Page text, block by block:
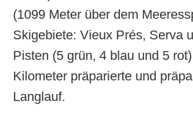
(1099 Meter über dem
Skigebiete: Vieux Prés, Serva
Pisten (5 grün, 4 blau und 5
Kilometer präparierte und
Langlauf.